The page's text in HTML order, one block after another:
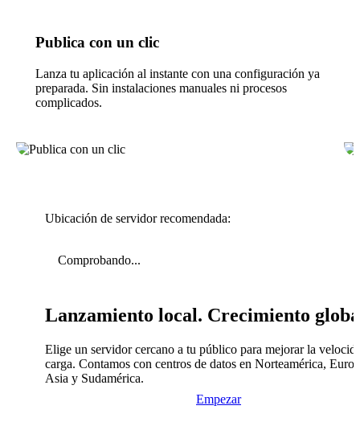
Publica con un clic
Lanza tu aplicación al instante con una configuración ya
preparada. Sin instalaciones manuales ni procesos
complicados.
Ubicación de servidor recomendada:
Comprobando...
Lanzamiento local. Crecimiento
Elige un servidor cercano a tu público para mejorar la
carga. Contamos con centros de datos en Norteamérica,
Asia y Sudamérica.
Empezar